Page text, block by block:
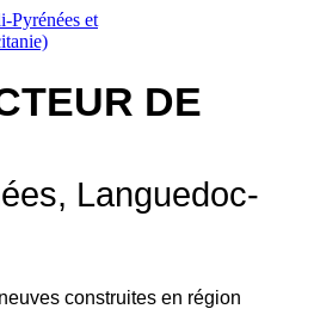
DE
Languedoc-
construites en région